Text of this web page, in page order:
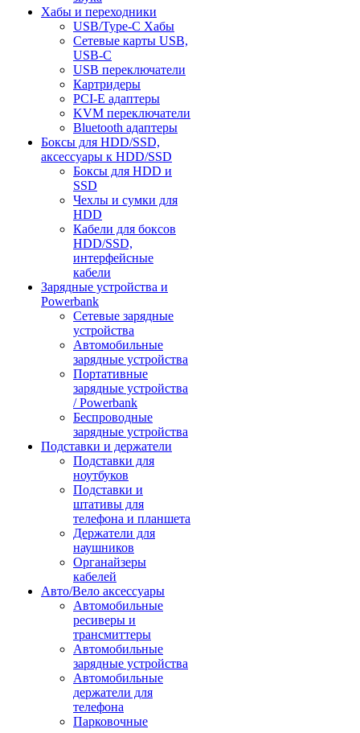
Хабы и переходники
USB/Type-C Хабы
Сетевые карты USB,
USB-C
USB переключатели
Картридеры
PCI-E адаптеры
KVM переключатели
Bluetooth адаптеры
Боксы для HDD/SSD,
аксессуары к HDD/SSD
Боксы для HDD и
SSD
Чехлы и сумки для
HDD
Кабели для боксов
HDD/SSD,
интерфейсные
кабели
Зарядные устройства и
Powerbank
Сетевые зарядные
устройства
Автомобильные
зарядные устройства
Портативные
зарядные устройства
/ Powerbank
Беспроводные
зарядные устройства
Подставки и держатели
Подставки для
ноутбуков
Подставки и
штативы для
телефона и планшета
Держатели для
наушников
Органайзеры
кабелей
Авто/Вело аксессуары
Автомобильные
ресиверы и
трансмиттеры
Автомобильные
зарядные устройства
Автомобильные
держатели для
телефона
Парковочные